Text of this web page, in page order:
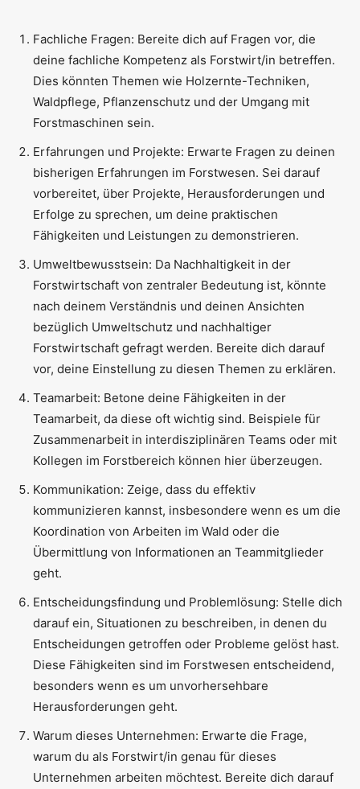
Fachliche Fragen: Bereite dich auf Fragen vor, die
deine fachliche Kompetenz als Forstwirt/in betreffen.
Dies könnten Themen wie Holzernte-Techniken,
Waldpflege, Pflanzenschutz und der Umgang mit
Forstmaschinen sein.
Erfahrungen und Projekte: Erwarte Fragen zu deinen
bisherigen Erfahrungen im Forstwesen. Sei darauf
vorbereitet, über Projekte, Herausforderungen und
Erfolge zu sprechen, um deine praktischen
Fähigkeiten und Leistungen zu demonstrieren.
Umweltbewusstsein: Da Nachhaltigkeit in der
Forstwirtschaft von zentraler Bedeutung ist, könnte
nach deinem Verständnis und deinen Ansichten
bezüglich Umweltschutz und nachhaltiger
Forstwirtschaft gefragt werden. Bereite dich darauf
vor, deine Einstellung zu diesen Themen zu erklären.
Teamarbeit: Betone deine Fähigkeiten in der
Teamarbeit, da diese oft wichtig sind. Beispiele für
Zusammenarbeit in interdisziplinären Teams oder mit
Kollegen im Forstbereich können hier überzeugen.
Kommunikation: Zeige, dass du effektiv
kommunizieren kannst, insbesondere wenn es um die
Koordination von Arbeiten im Wald oder die
Übermittlung von Informationen an Teammitglieder
geht.
Entscheidungsfindung und Problemlösung: Stelle dich
darauf ein, Situationen zu beschreiben, in denen du
Entscheidungen getroffen oder Probleme gelöst hast.
Diese Fähigkeiten sind im Forstwesen entscheidend,
besonders wenn es um unvorhersehbare
Herausforderungen geht.
Warum dieses Unternehmen: Erwarte die Frage,
warum du als Forstwirt/in genau für dieses
Unternehmen arbeiten möchtest. Bereite dich darauf